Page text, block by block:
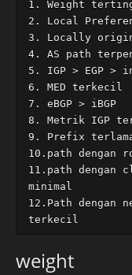
1. Weight
2. Local
3. Locally
4. AS path
5. IGP > EGP >
6. MED terkecil
7. eBGP > iBGP
8. Metrik IGP
9. Prefix
10.path
11.path
minimal
12.Path dengan
weight